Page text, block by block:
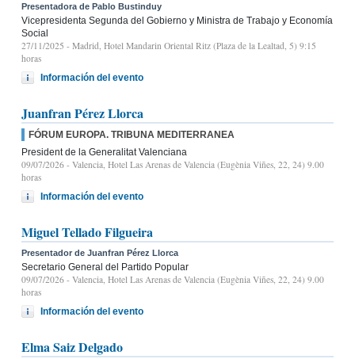
Presentadora de Pablo Bustinduy
Vicepresidenta Segunda del Gobierno y Ministra de Trabajo y Economía
Social
27/11/2025 - Madrid, Hotel Mandarin Oriental Ritz (Plaza de la Lealtad, 5) 9:15
horas
Información del evento
Juanfran Pérez Llorca
FÓRUM EUROPA. TRIBUNA MEDITERRANEA
President de la Generalitat Valenciana
09/07/2026 - Valencia, Hotel Las Arenas de Valencia (Eugènia Viñes, 22, 24) 9.00
horas
Información del evento
Miguel Tellado Filgueira
Presentador de Juanfran Pérez Llorca
Secretario General del Partido Popular
09/07/2026 - Valencia, Hotel Las Arenas de Valencia (Eugènia Viñes, 22, 24) 9.00
horas
Información del evento
Elma Saiz Delgado